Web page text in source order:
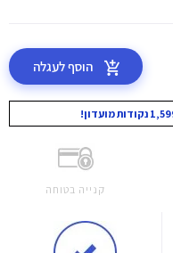
הוסף לעגלה
קנייה בטוחה